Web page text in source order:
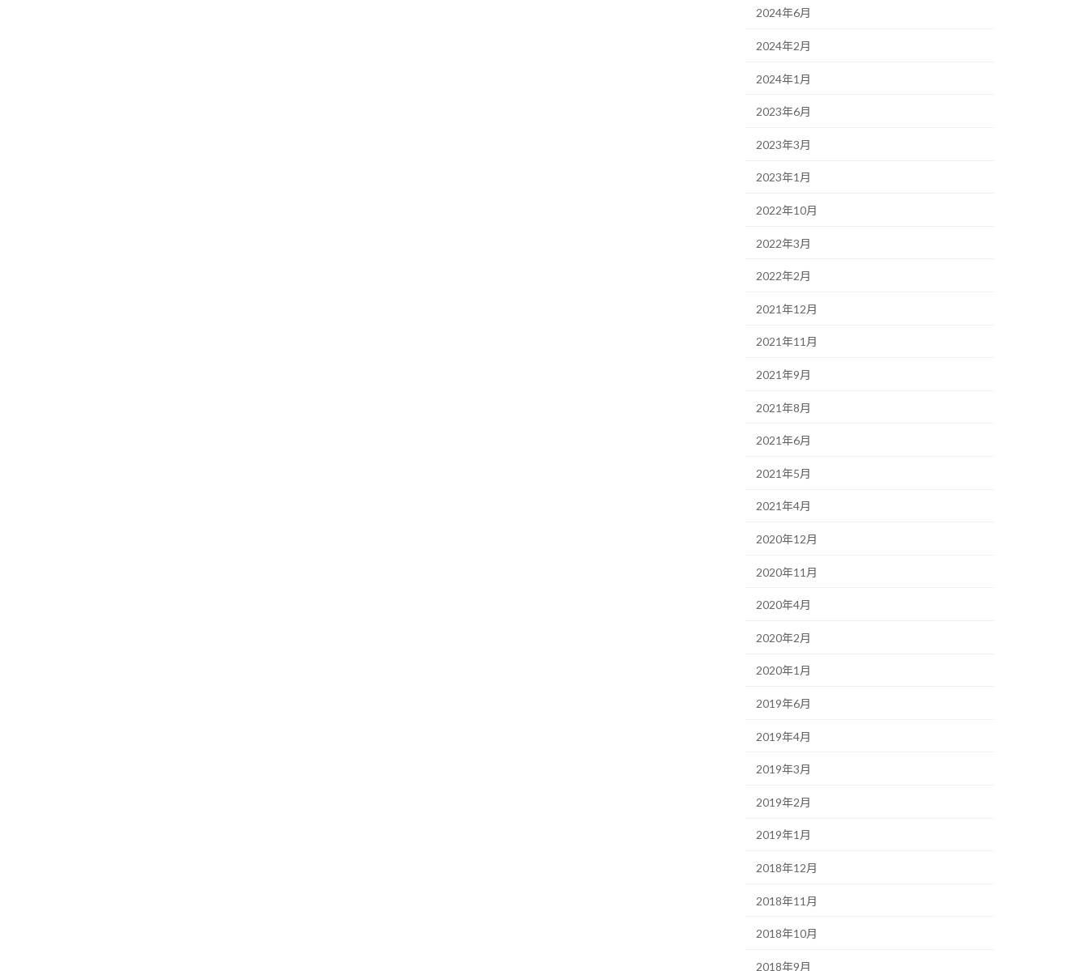
2024年6月
2024年2月
2024年1月
2023年6月
2023年3月
2023年1月
2022年10月
2022年3月
2022年2月
2021年12月
2021年11月
2021年9月
2021年8月
2021年6月
2021年5月
2021年4月
2020年12月
2020年11月
2020年4月
2020年2月
2020年1月
2019年6月
2019年4月
2019年3月
2019年2月
2019年1月
2018年12月
2018年11月
2018年10月
2018年9月